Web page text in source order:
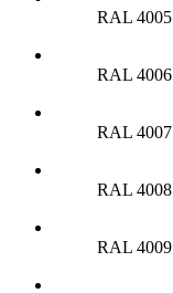
RAL 4005
RAL 4006
RAL 4007
RAL 4008
RAL 4009